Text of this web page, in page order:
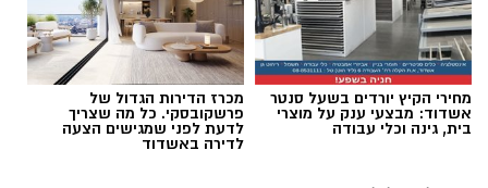
מחירי הקיץ יורדים בשעל סנטר
אשדוד: מבצעי ענק על מוצרי
בית, גינה וכלי עבודה
מכרז הדירות הגדול של
פרשקובסקי. כל מה שצריך
לדעת לפני שמגישים הצעה
לדירה באשדוד